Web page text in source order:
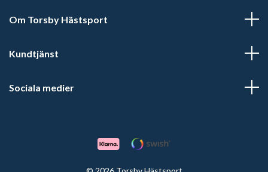
Om Torsby Hästsport
Kundtjänst
Sociala medier